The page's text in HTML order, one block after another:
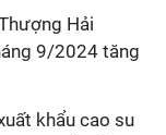
Hải
9/2024 tăng
khẩu cao su